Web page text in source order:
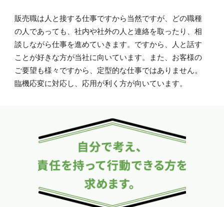
販売職は人と接する仕事ですから当然ですが、どの職種
の人であっても、社内や社外の人と連絡を取ったり、相
談しながら仕事を進めていきます。ですから、人と話す
ことが好きな方が当社に向いています。また、お客様の
ご要望も様々ですから、定型的な仕事ではありません。
臨機応変に対応し、応用が利く方が向いています。